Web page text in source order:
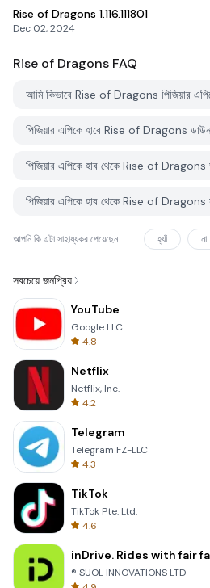
Rise of Dragons 1.116.111801
Dec 02, 2024
Rise of Dragons FAQ
আমি কিভাবে Rise of Dragons পিজিয়ার
আপনি কি এটা সাহায্যকর পেয়েছেন হ্যাঁ না
সবচেয়ে জনপ্রিয়
YouTube
Google LLC
4.8
Netflix
Netflix, Inc.
4.2
Telegram
Telegram FZ-LLC
4.3
TikTok
TikTok Pte. Ltd.
4.6
inDrive. Rides with fair
® SUOL INNOVATIONS LTD